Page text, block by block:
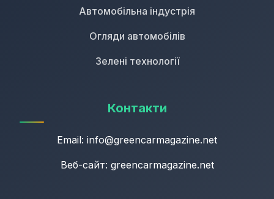
Автомобільна індустрія
Огляди автомобілів
Зелені технології
Контакти
Email: info@greencarmagazine.net
Веб-сайт: greencarmagazine.net